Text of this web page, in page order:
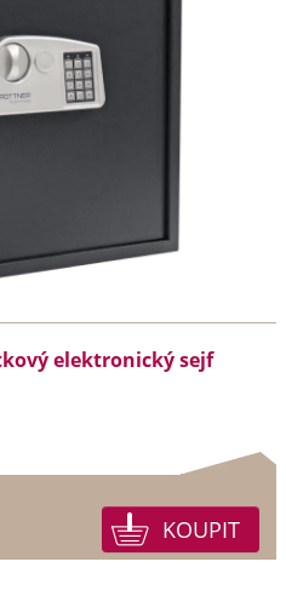
elektronický sejf